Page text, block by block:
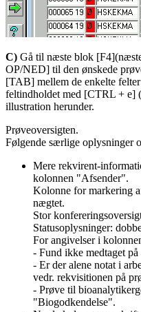
C) Gå til næste blok
OP/NED] til den ønskede
[TAB] mellem de enkelte
feltindholdet med [CTRL + e]
illustration herunder.
Prøveoversigten.
Følgende særlige oplysninger
Mere rekvirent-
kolonnen "Afsender".
Kolonne for markering
nægtet.
Stor
Statusoplysninger:
For angivelser i
- Fund ikke medtaget
- Er der alene notat i
vedr. rekvisitionen på
- Prøve til
"Biogodkendelse".